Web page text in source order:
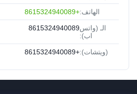
الهاتف:+8615324940089
الـ (واتس
اب):
8615324940089
(ويتشات):+8615324940089